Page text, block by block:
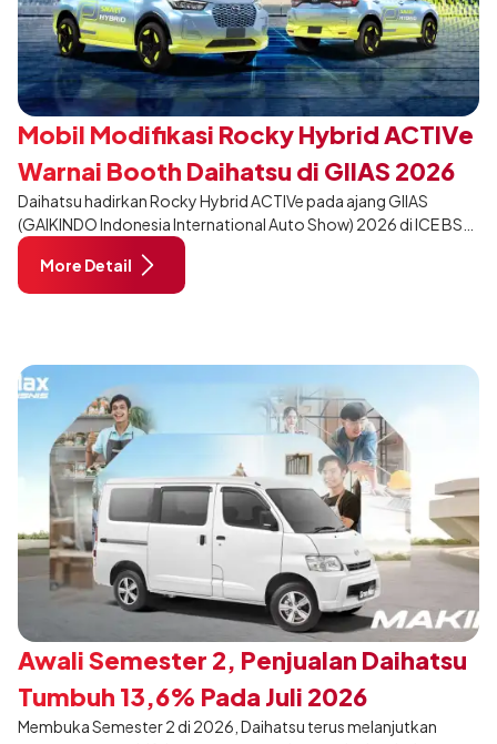
Mobil Modifikasi Rocky Hybrid ACTIVe
Warnai Booth Daihatsu di GIIAS 2026
Daihatsu hadirkan Rocky Hybrid ACTIVe pada ajang GIIAS
(GAIKINDO Indonesia International Auto Show) 2026 di ICE BSD
City, Tangerang. Terdapat 2 unit Rocky Hybrid yang
dimodifikasi untuk menghadirkan sarana inspirasi bagi
pengunjung mendukung gaya hidup yang aktif.
More Detail
Awali Semester 2, Penjualan Daihatsu
Tumbuh 13,6% Pada Juli 2026
Membuka Semester 2 di 2026, Daihatsu terus melanjutkan